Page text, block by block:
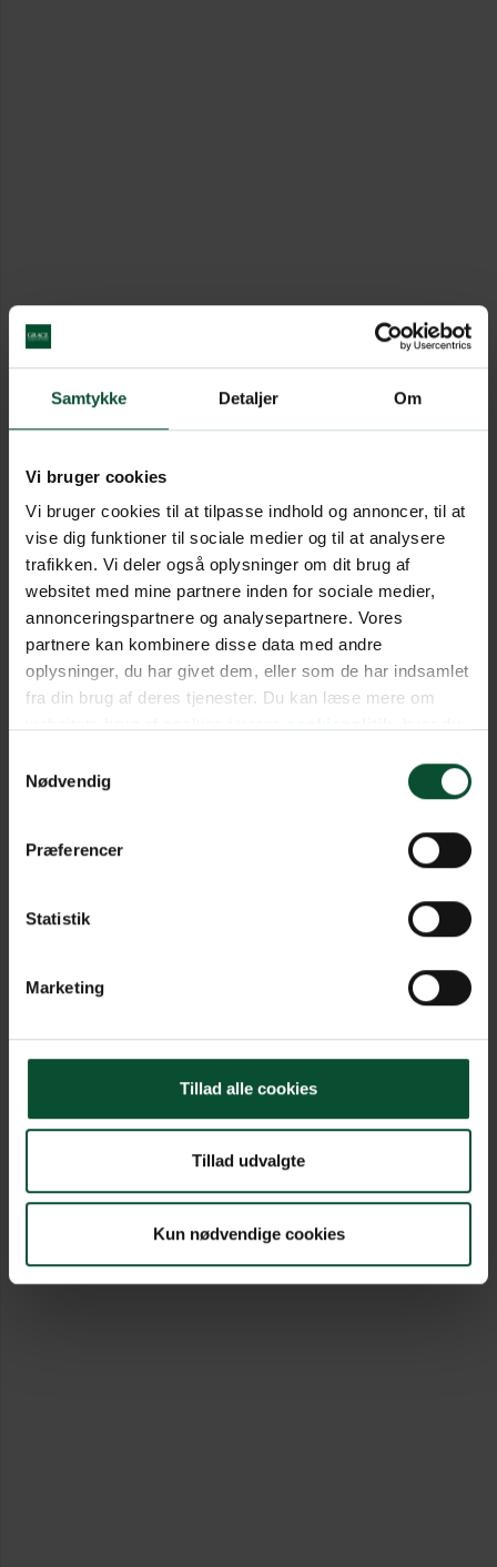
Samtykke Detaljer Om
Vi bruger cookies
Vi bruger cookies til at tilpasse indhold og annoncer, til at
vise dig funktioner til sociale medier og til at analysere
trafikken. Vi deler også oplysninger om dit brug af
websitet med mine partnere inden for sociale medier,
annonceringspartnere og analysepartnere. Vores
partnere kan kombinere disse data med andre
oplysninger, du har givet dem, eller som de har indsamlet
fra din brug af deres tjenester. Du kan læse mere om
Nødvendig
Præferencer
Statistik
Marketing
Tillad alle cookies
Tillad udvalgte
Kun nødvendige cookies